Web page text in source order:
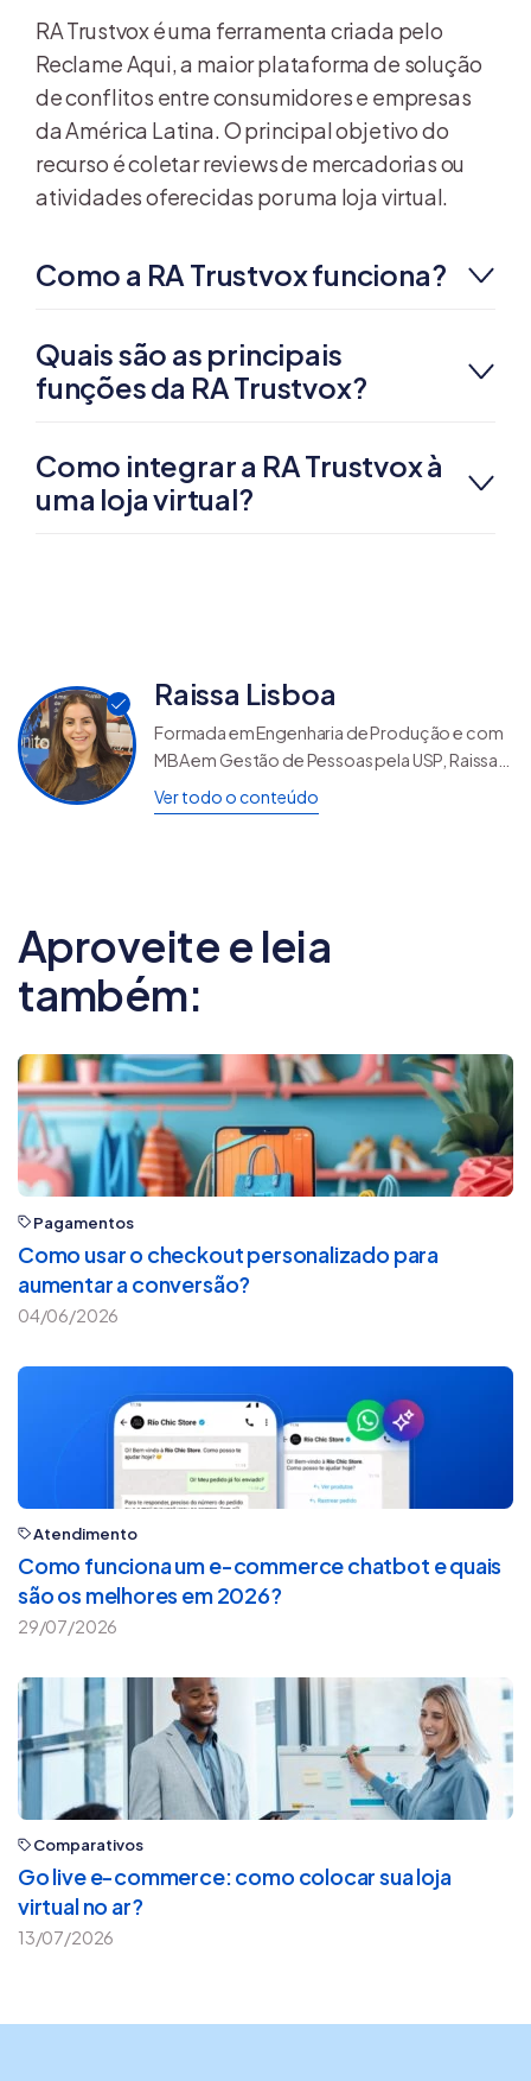
RA Trustvox é uma ferramenta criada pelo
Reclame Aqui, a maior plataforma de solução
de conflitos entre consumidores e empresas
da América Latina. O principal objetivo do
recurso é coletar reviews de mercadorias ou
atividades oferecidas por uma loja virtual.
Como a RA Trustvox funciona?
Quais são as principais
funções da RA Trustvox?
Como integrar a RA Trustvox à
uma loja virtual?
Raissa Lisboa
Formada em Engenharia de Produção e com
MBA em Gestão de Pessoas pela USP, Raissa
Lisboa é Gerente de Suporte e Experiência
do Consumidor na Nuvemshop, onde lidera
empreendedores de todos os tamanhos a
oportunidade de encantar e reter clientes.
Ver todo o conteúdo
Aproveite e leia
também:
Pagamentos
Como usar o checkout personalizado para
aumentar a conversão?
04/06/2026
Atendimento
Como funciona um e-commerce chatbot e quais
são os melhores em 2026?
29/07/2026
Comparativos
Go live e-commerce: como colocar sua loja
virtual no ar?
13/07/2026